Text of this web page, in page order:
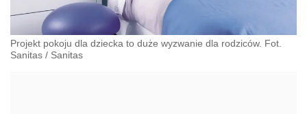
Projekt pokoju dla dziecka to duże wyzwanie dla rodziców. Fot.
Sanitas / Sanitas